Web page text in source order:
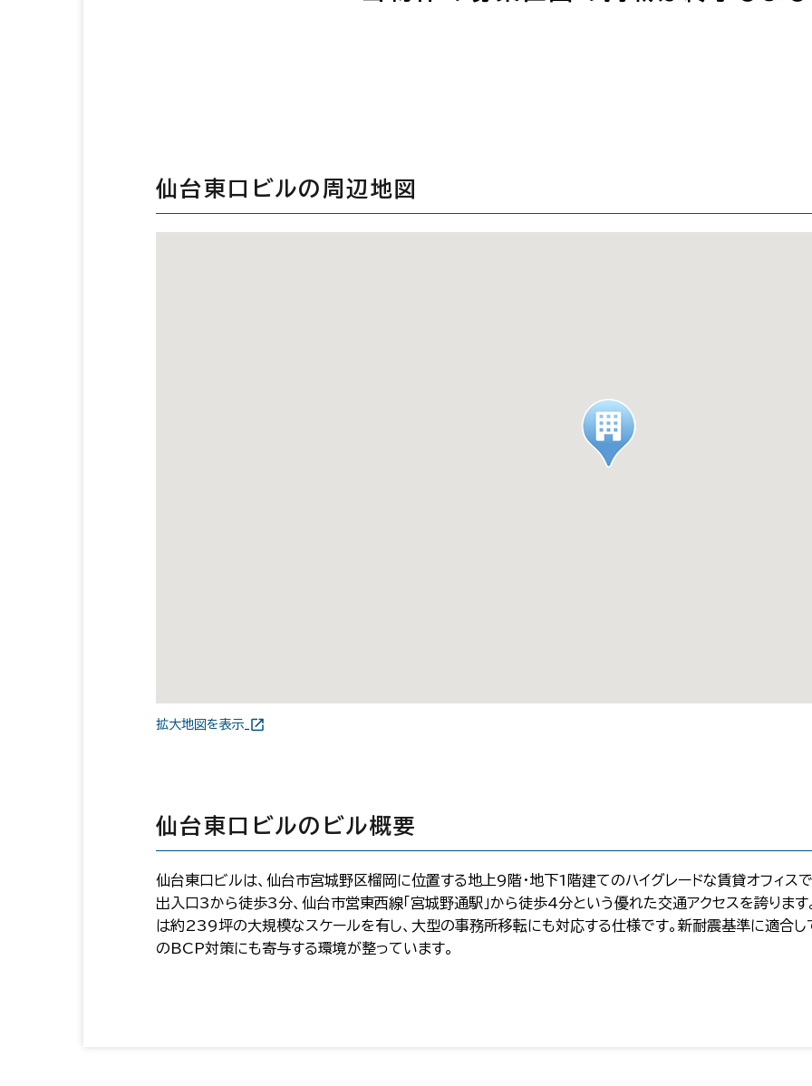
仙台東口ビルの周辺地図
拡大地図を表示
仙台東口ビルのビル概要
仙台東口ビルは、仙台市宮城野区榴岡に位置する地上9階・地下1階建てのハイグレードな賃貸オフィス
出入口3から徒歩3分、仙台市営東西線「宮城野通駅」から徒歩4分という優れた交通アクセスを誇りま
は約239坪の大規模なスケールを有し、大型の事務所移転にも対応する仕様です。新耐震基準に適合し
のBCP対策にも寄与する環境が整っています。